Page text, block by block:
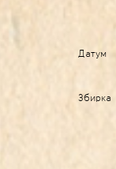
Датум
Збирка